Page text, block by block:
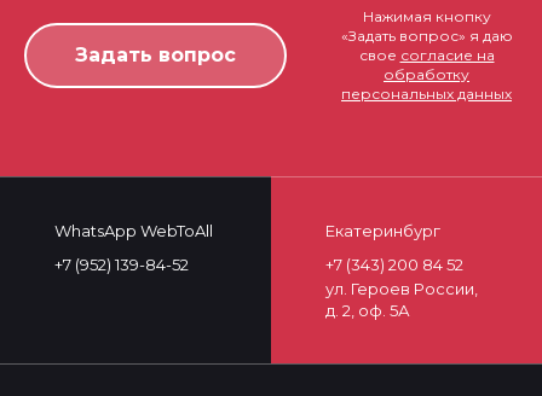
Нажимая кнопку
«Задать вопрос» я даю
свое согласие на
обработку
персональных данных
WhatsApp WebToAll
+7 (952) 139-84-52
Екатеринбург
+7 (343) 200 84 52
ул. Героев России,
д. 2, оф. 5А